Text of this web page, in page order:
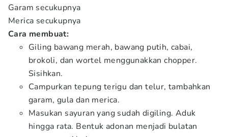
Garam secukupnya
Merica secukupnya
Cara membuat:
Giling bawang merah, bawang putih, cabai,
brokoli, dan wortel menggunakkan chopper.
Sisihkan.
Campurkan tepung terigu dan telur, tambahkan
garam, gula dan merica.
Masukan sayuran yang sudah digiling. Aduk
hingga rata. Bentuk adonan menjadi bulatan